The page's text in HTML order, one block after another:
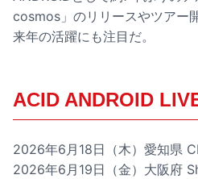
cosmos」のリリースやツアー
来年の活躍にも注目だ。
ACID ANDROID
2026年6月18日（木）愛知県
2026年6月19日（金）大阪府